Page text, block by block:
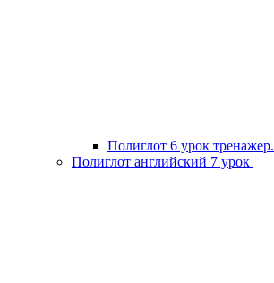
Полиглот 6 урок тренажер.
Полиглот английский 7 урок